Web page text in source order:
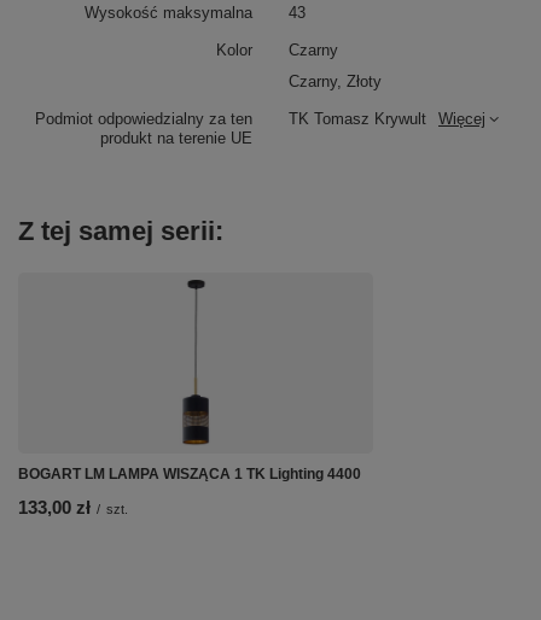
Podmiot odpowiedzialny za ten
produkt na terenie UE
TK Tomasz Krywult Więcej
Wysokość maksymalna 43
Kolor
Czarny
Czarny, Złoty
Z tej samej serii:
BOGART LM LAMPA WISZĄCA 1 TK Lighting 4400
133,00 zł / szt.